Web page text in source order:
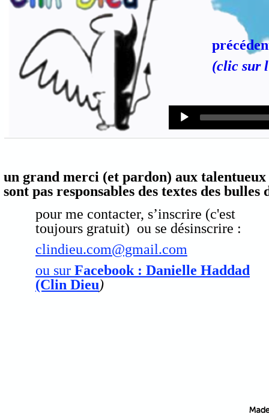
un grand merci (et pardon) aux talentueux
sont pas responsables des textes des
Audio
Player
pour me contacter, s’inscrire (c'est
toujours gratuit) ou se désinscrire :
clindieu.com@gmail.com
ou sur Facebook : Danielle Haddad
(Clin Dieu)
(clic sur